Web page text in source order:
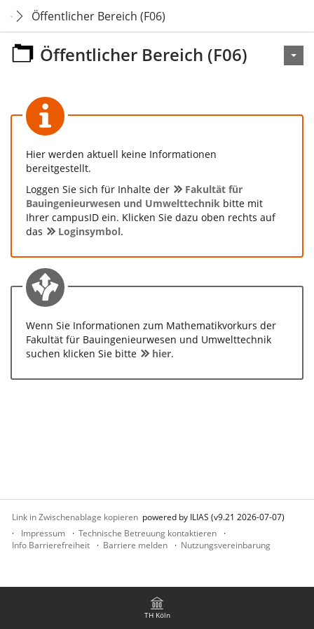
Öffentlicher Bereich (F06)
TH Köln
Öffentlicher Bereich (F06)
Hier werden aktuell keine Informationen
bereitgestellt.
Loggen Sie sich für Inhalte der
Fakultät für
Bauingenieurwesen und Umwelttechnik bitte mit
Ihrer campusID ein. Klicken Sie dazu oben rechts auf
das
Loginsymbol.
Wenn Sie Informationen zum Mathematikvorkurs der
Fakultät für Bauingenieurwesen und Umwelttechnik
suchen klicken Sie bitte
hier.
Link in Zwischenablage kopieren powered by ILIAS (v9.21 2026-07-07)
Impressum
Technische Betreuung kontaktieren
Info Barrierefreiheit
Barriere melden Nutzungsvereinbarung